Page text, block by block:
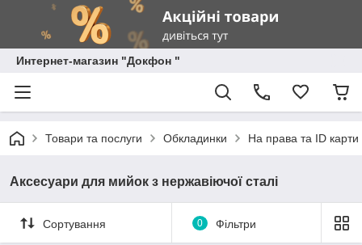
Интернет-магазин "Докфон "
Товари та послуги Обкладинки На права та ID карти
Аксесуари для мийок з нержавіючої сталі
Сортування 0 Фільтри